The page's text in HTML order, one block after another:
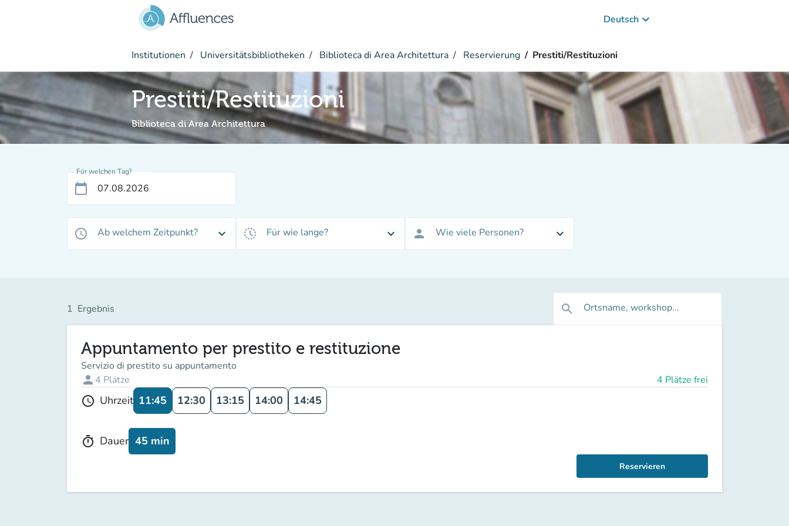
Deutsch keyboard_arrow_down
Institutionen Universitätsbibliotheken Biblioteca di Area Architettura Reservierung Prestiti/Restituzioni
Prestiti/Restituzioni
Biblioteca di Area Architettura
Für welchen Tag?
calendar_today
access_time Ab welchem Zeitpunkt? expand_more history_toggle_off Für wie lange? expand_more person Wie viele Personen? expand_more
1 Ergebnis search Ortsname, workshop...
Appuntamento per prestito e restituzione
Servizio di prestito su appuntamento
person 4 Plätze 4 Plätze frei
schedule Uhrzeit 11:45 12:30 13:15 14:00 14:45
timer Dauer 45 min
Reservieren